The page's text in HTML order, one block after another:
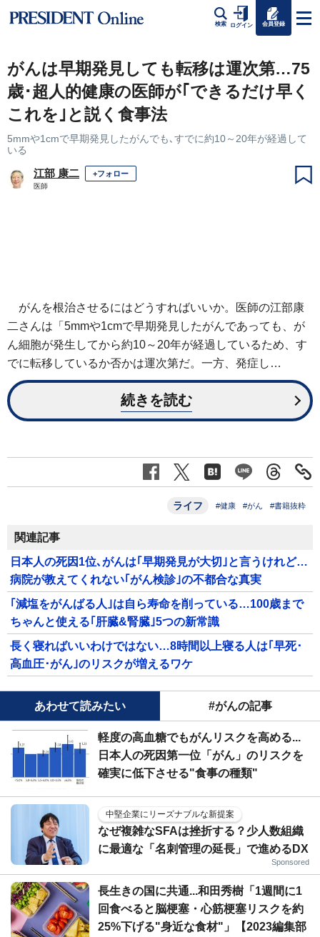
検索 ログイン 会員登録
がんは早期発見しても転移は運次第…75
歳･超人的健康の医師が｢できるだけ早く
これを｣と説く食事法
5mmや1cmで早期発見したがんでも､すでに約10～20年が経過して
いる
江部 康二 +フォロー
医師
がんを根治させるにはどうすればいいか。医師の江部康
二さんは「5mmや1cmで早期発見したがんであっても、が
ん細胞が発生してから約10～20年が経過しているため、す
でに転移しているか否かは運次第だ。一方、発症し…
続きを読む
ライフ #健康 #がん #書籍抜粋
関連記事
日本人の死因1位､がんは｢早期発見が大切｣と言うけれど…
病院が教えてくれない｢がん検診｣の不都合な真実
｢減塩をがんばる人｣は自ら寿命を削っている…100歳まで
ちゃんと使える｢肝臓&腎臓｣5つの新常識
長く寝ればいいわけではない…8時間以上寝る人は｢早死･
高血圧･がん｣のリスクが増えるワケ
あわせて読みたい #がんの記事
軽度の高血糖でもがんリスクを高める...
日本人の死因第一位「がん」のリスクを
確実に低下させる"食事の種類"
中堅企業にリーズナブルな新提案
なぜ複雑なSFAは挫折する？少人数組織
に最適な「名刺管理の延長」で進めるDX
Sponsored
長生きの国に共通...和田秀樹「1週間に1
回食べると脳梗塞・心筋梗塞リスクを約
25%下げる"身近な食材"」【2023編集部